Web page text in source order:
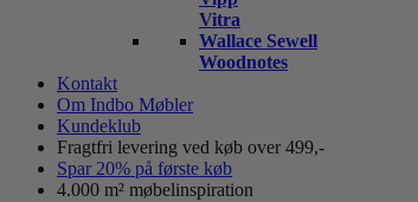
Vitra
Wallace Sewell
Woodnotes
Kontakt
Om Indbo Møbler
Kundeklub
Fragtfri levering ved køb over 499,-
Spar 20% på første køb
4.000 m² møbelinspiration